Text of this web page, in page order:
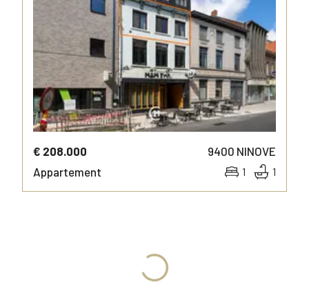
€ 208.000 9400 NINOVE
Appartement
1 1